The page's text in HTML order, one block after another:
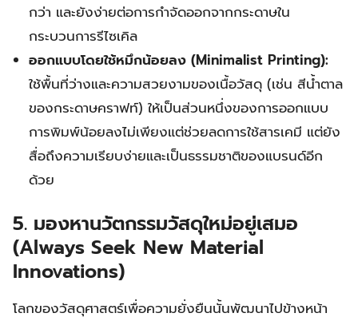
กว่า และยังง่ายต่อการกำจัดออกจากกระดาษใน
กระบวนการรีไซเคิล
ออกแบบโดยใช้หมึกน้อยลง (Minimalist Printing):
ใช้พื้นที่ว่างและความสวยงามของเนื้อวัสดุ (เช่น สีน้ำตาล
ของกระดาษคราฟท์) ให้เป็นส่วนหนึ่งของการออกแบบ
การพิมพ์น้อยลงไม่เพียงแต่ช่วยลดการใช้สารเคมี แต่ยัง
สื่อถึงความเรียบง่ายและเป็นธรรมชาติของแบรนด์อีก
ด้วย
5. มองหานวัตกรรมวัสดุใหม่อยู่เสมอ
(Always Seek New Material
Innovations)
โลกของวัสดุศาสตร์เพื่อความยั่งยืนนั้นพัฒนาไปข้างหน้า